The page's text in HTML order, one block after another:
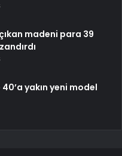
madeni para 39
yakın yeni model